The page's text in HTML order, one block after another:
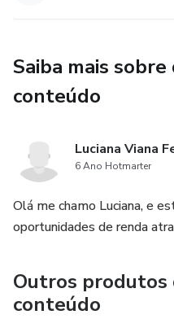
Saiba mais
conteúdo
Luciana Viana
6 Ano Hotmarter
Olá me chamo Luciana, e
oportunidades de renda
Outros produtos
conteúdo